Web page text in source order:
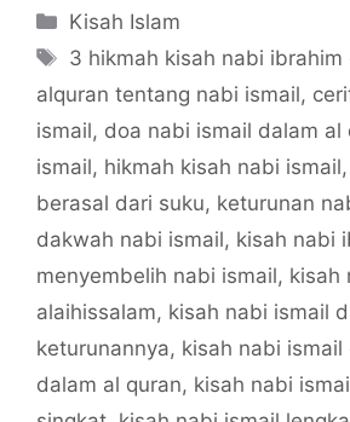
Categories
Kisah Islam
Tags
3 hikmah kisah nabi ibrahim
alquran tentang nabi ismail,
ismail, doa nabi ismail dalam al
ismail, hikmah kisah nabi ismail,
berasal dari suku, keturunan
dakwah nabi ismail, kisah nabi
menyembelih nabi ismail, kisah
alaihissalam, kisah nabi ismail
keturunannya, kisah nabi ismail
dalam al quran, kisah nabi